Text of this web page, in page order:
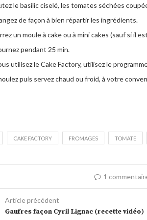
le basilic ciselé, les tomates séchées
de façon à bien répartir les ingrédients.
un moule à cake ou à mini cakes (sauf si il
pendant 25 min.
utilisez le Cake Factory, utilisez le
puis servez chaud ou froid, à votre
CAKE FACTORY FROMAGES TOMATE
1
Article précédent
Gaufres façon Cyril Lignac (recette vidéo)